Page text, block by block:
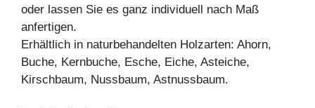
oder lassen Sie es ganz individuell nach Maß
anfertigen.
Erhältlich in naturbehandelten Holzarten: Ahorn,
Buche, Kernbuche, Esche, Eiche, Asteiche,
Kirschbaum, Nussbaum, Astnussbaum.